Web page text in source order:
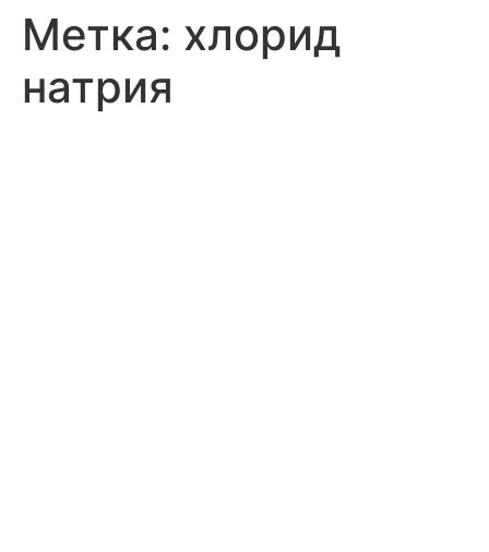
Метка: хлорид
натрия